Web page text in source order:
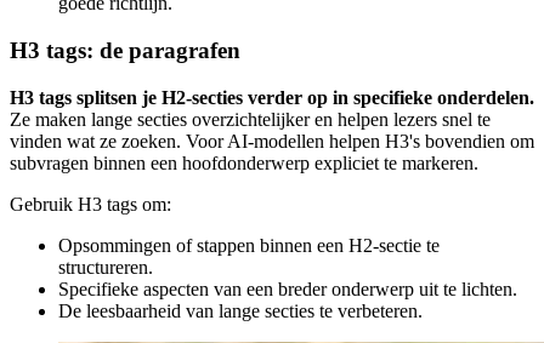
H3 tags: de paragrafen
H3 tags splitsen je H2-secties verder op in specifieke onderdelen.
Ze maken lange secties overzichtelijker en helpen lezers snel te
vinden wat ze zoeken. Voor AI-modellen helpen H3's bovendien om
subvragen binnen een hoofdonderwerp expliciet te markeren.
Gebruik H3 tags om:
Opsommingen of stappen binnen een H2-sectie te
structureren.
Specifieke aspecten van een breder onderwerp uit te lichten.
De leesbaarheid van lange secties te verbeteren.